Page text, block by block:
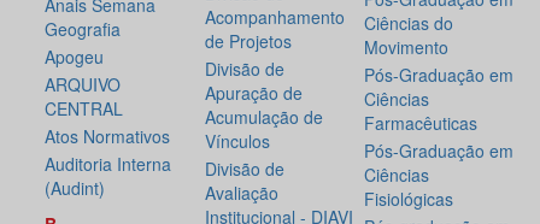
Anais Semana
Geografia
Apogeu
ARQUIVO
CENTRAL
Atos Normativos
Auditoria Interna
(Audint)
Acompanhamento
de Projetos
Divisão de
Apuração de
Acumulação de
Vínculos
Divisão de
Avaliação
Institucional - DIAVI
Ciências do
Movimento
Pós-Graduação em
Ciências
Farmacêuticas
Pós-Graduação em
Ciências
Fisiológicas